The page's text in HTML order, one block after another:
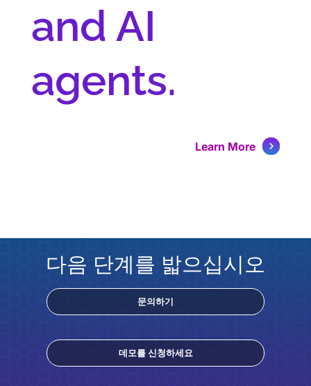
and AI
agents.
Learn More
다음 단계를 밟으십시오
문의하기
데모를 신청하세요